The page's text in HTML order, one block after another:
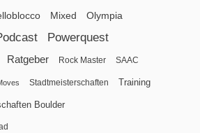
Mixed Olympia
Powerquest
Ratgeber Rock Master SAAC
Stadtmeisterschaften Training
Boulder